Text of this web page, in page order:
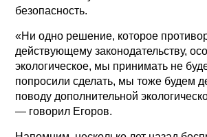
безопасность.
«Ни одно решение, которое
действующему законодательству,
экологическое, мы принимать не
попросили сделать, мы тоже будем
поводу дополнительной
— говорил Егоров.